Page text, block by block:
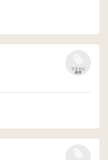
リストに
保存